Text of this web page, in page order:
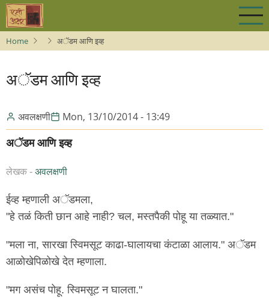
Skip
main
content
Home अॅडम आणि इव्ह
अॅडम आणि इव्ह
अवलक्षणी Mon, 13/10/2014 - 13:49
अॅडम आणि इव्ह
लेखक - अवलक्षणी
ईव्ह म्हणाली अॅडमला,
"हे तळं किती छान आहे नाही? चल, मस्तपैकी पोहू या तळ्यात."
"मला ना, सारखा स्विमसूट काढा-घालायचा कंटाळा आलाय." अॅडम
आळोखेपिळोखे देत म्हणाला.
"मग असंच पोहू. स्विमसूट न घालता."